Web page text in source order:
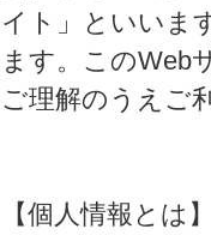
イト」といいま
ます。このWeb
ご理解のうえご
【個人情報とは